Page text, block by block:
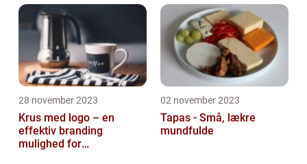
28 november 2023
Krus med logo – en
effektiv branding
mulighed for
02 november 2023
Tapas - Små, lækre
mundfulde